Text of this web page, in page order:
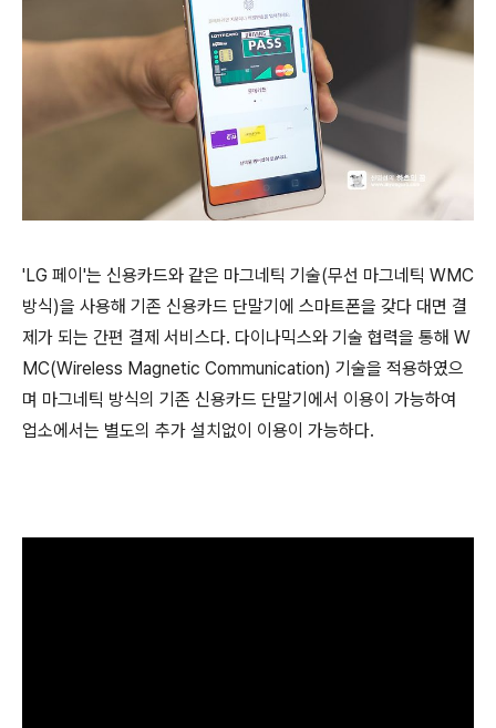
'LG 페이'는 신용카드와 같은 마그네틱 기술(무선 마그네틱 WMC
방식)을 사용해 기존 신용카드 단말기에 스마트폰을 갖다 대면 결
제가 되는 간편 결제 서비스다. 다이나믹스와 기술 협력을 통해 W
MC(Wireless Magnetic Communication) 기술을 적용하였으
며 마그네틱 방식의 기존 신용카드 단말기에서 이용이 가능하여
업소에서는 별도의 추가 설치없이 이용이 가능하다.